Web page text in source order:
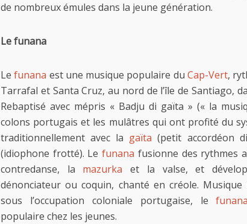
de nombreux émules dans la jeune génération.
Le funana
Lefunana est une musique populaire du Cap-Vert,
Tarrafal et Santa Cruz, au nord de l’île de Santiago,
Rebaptisé avec mépris « Badju di gaïta » (« la
colons portugais et les mulâtres qui ont profité du
traditionnellement avec la gaïta (petit accordéon
(idiophone frotté). Lefunana fusionne des rythmes
contredanse, la mazurka et la valse, et
dénonciateur ou coquin, chanté en créole.
sous l’occupation coloniale portugaise, lefunana
populaire chez les jeunes.